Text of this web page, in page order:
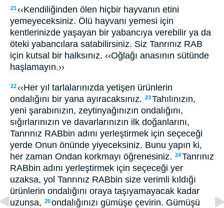
21‹‹Kendiliğinden ölen hiçbir hayvanın etini
yemeyeceksiniz. Ölü hayvanı yemesi için
kentlerinizde yaşayan bir yabancıya verebilir ya da
öteki yabancılara satabilirsiniz. Siz Tanrınız RAB
için kutsal bir halksınız. ‹‹Oğlağı anasının sütünde
haşlamayın.››
22‹‹Her yıl tarlalarınızda yetişen ürünlerin
ondalığını bir yana ayıracaksınız. 23Tahılınızın,
yeni şarabınızın, zeytinyağınızın ondalığını,
sığırlarınızın ve davarlarınızın ilk doğanlarını,
Tanrınız RABbin adını yerleştirmek için seçeceği
yerde Onun önünde yiyeceksiniz. Bunu yapın ki,
her zaman Ondan korkmayı öğrenesiniz. 24Tanrınız
RABbin adını yerleştirmek için seçeceği yer
uzaksa, yol Tanrınız RABbin size verimli kıldığı
ürünlerin ondalığını oraya taşıyamayacak kadar
uzunsa, 25ondalığınızı gümüşe çevirin. Gümüşü